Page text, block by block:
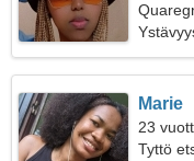
Marie
23
Tyttö